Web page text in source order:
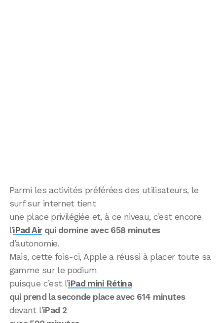
Parmi les activités préférées des utilisateurs, le
surf sur internet tient
une place privilégiée et, à ce niveau, c’est encore
l’iPad Airqui domine avec 658 minutes
d’autonomie.
Mais, cette fois-ci, Apple a réussi à placer toute sa
gamme sur le podium
puisque c’est l’iPad mini Rétina
qui prend la seconde place avec 614 minutes
devant l’iPad 2